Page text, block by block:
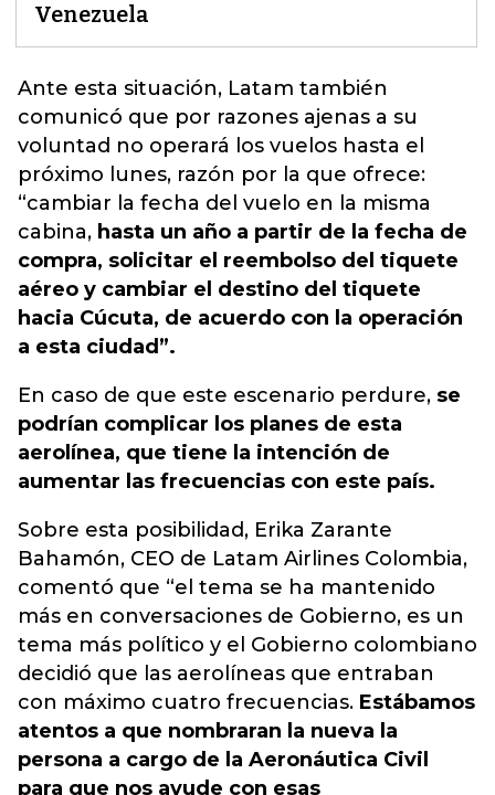
Venezuela
Ante esta situación, Latam también
comunicó que por razones ajenas a su
voluntad no operará los vuelos hasta el
próximo lunes, razón por la que ofrece:
“cambiar la fecha del vuelo en la misma
cabina, hasta un año a partir de la fecha de
compra, solicitar el reembolso del tiquete
aéreo y cambiar el destino del tiquete
hacia Cúcuta, de acuerdo con la operación
a esta ciudad”.
En caso de que este escenario perdure, se
podrían complicar los planes de esta
aerolínea, que tiene la intención de
aumentar las frecuencias con este país.
Sobre esta posibilidad, Erika Zarante
Bahamón, CEO de Latam Airlines Colombia,
comentó que “el tema se ha mantenido
más en conversaciones de Gobierno, es un
tema más político y el Gobierno colombiano
decidió que las aerolíneas que entraban
con máximo cuatro frecuencias. Estábamos
atentos a que nombraran la nueva la
persona a cargo de la Aeronáutica Civil
para que nos ayude con esas